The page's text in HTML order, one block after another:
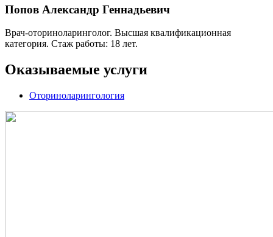
Попов Александр Геннадьевич
Врач-оториноларинголог. Высшая квалификационная
категория. Стаж работы: 18 лет.
Оказываемые услуги
Оториноларингология